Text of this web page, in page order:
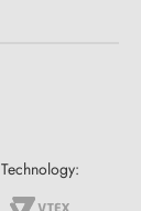
Technology: